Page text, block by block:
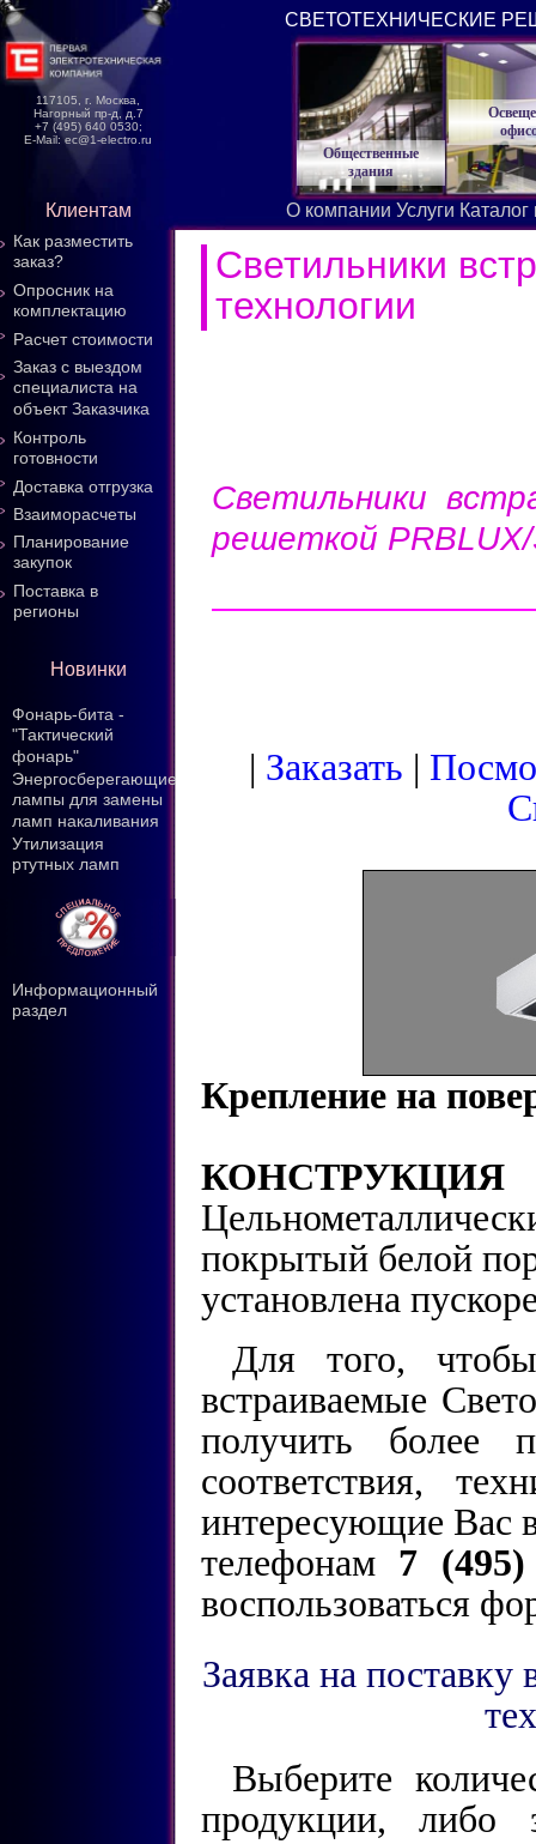
Светильники
технологии
Светильники
решеткой
| Заказать |
Крепление на
КОНСТРУКЦИЯ
покрытый белой
установлена
Для того,
встраиваемые
получить более
соответствия,
интересующие Вас
телефонам7 (495)
воспользоваться
Заявка на
Выберите
продукции, либо
Как разместить
заказ?
Опросник на
комплектацию
Расчет стоимости
Заказ с выездом
специалиста на
объект Заказчика
Контроль
готовности
Доставка отгрузка
Взаиморасчеты
Планирование
закупок
Поставка в
регионы
Новинки
Фонарь-бита -
"Тактический
фонарь"
Энергосберегающие
лампы для замены
ламп накаливания
Утилизация
ртутных ламп
Информационный
раздел
117105, г. Москва,
Нагорный пр-д, д.7
+7 (495) 640 0530;
E-Mail: ec@1-electro.ru
Клиентам
СВЕТОТЕХНИЧЕСКИЕ
Общественные
здания
О компании Услуги